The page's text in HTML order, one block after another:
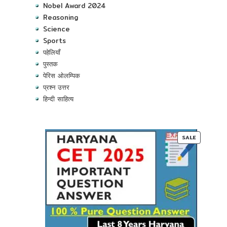
Nobel Award 2024
Reasoning
Science
Sports
पहेलियाँ
पुस्तक
पेरिस ओलम्पिक
प्रश्न उत्तर
हिन्दी साहित्य
SALE